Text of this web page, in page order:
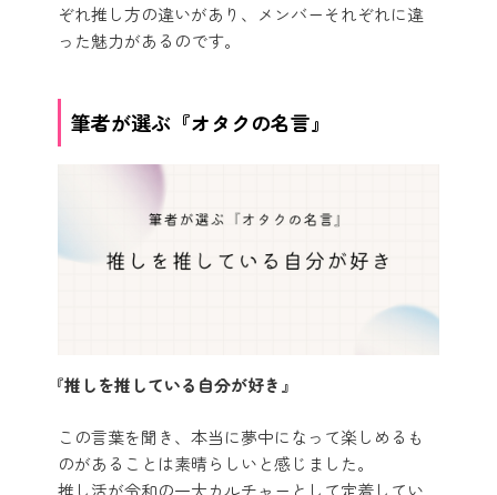
ぞれ推し方の違いがあり、メンバーそれぞれに違
った魅力があるのです。
筆者が選ぶ『オタクの名言』
『推しを推している自分が好き』
この言葉を聞き、本当に夢中になって楽しめるも
のがあることは素晴らしいと感じました。
推し活が令和の一大カルチャーとして定着してい